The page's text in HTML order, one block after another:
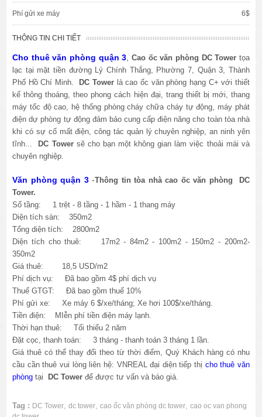
Phí gửi xe máy 6$
THÔNG TIN CHI TIẾT
Cho thuê văn phòng quận 3,Cao ốc văn phòng DC Tower tọa
lạc tại mặt tiền đường Lý Chính Thắng, Phường 7, Quận 3, Thành
Phố Hồ Chí Minh.
DC Tower là cao ốc văn phòng hạng C+ với thiết
kế thông thoáng, theo phong cách hiện đại, trang thiết bị mới, thang
máy tốc độ cao, hệ thống phòng cháy chữa cháy tự động, máy phát
điện dự phòng tự động đảm bảo cung cấp điện năng cho toàn tòa nhà
khi có sự cố mất điện, công tác quản lý chuyên nghiệp, an ninh yên
tĩnh...
DC Towersẽ cho bạn một không gian làm việc thoải mái và
chuyên nghiệp.
Văn phòng quận 3-Thông tin tòa nhà cao ốc văn phòng DC
Tower.
Số tầng: 1 trệt - 8 tầng - 1 hầm - 1 thang máy
Diện tích sàn: 350m2
Tổng diện tích: 2800m2
Diện tích cho thuê: 17m2 - 84m2 - 100m2 - 150m2 - 200m2-
350m2
Giá thuê: 18,5 USD/m2
Phí dịch vụ: Đã bao gồm 4$ phí dịch vụ
Thuế GTGT: Đã bao gồm thuế 10%
Phí gửi xe: Xe máy 6 $/xe/tháng; Xe hơi 100$/xe/tháng.
Tiền điện: MIễn phí tiền điện máy lạnh.
Thời hạn thuê: Tối thiểu 2 năm
Đặt cọc, thanh toán: 3 tháng - thanh toán 3 tháng 1 lần.
Giá thuê có thể thay đổi theo từ thời điểm, Quý Khách hàng có nhu
cầu cần thuê vui lòng liên hệ: VNREAL đại diện tiếp thị cho thuê văn
phòng tại DC Tower để được tư vấn và báo giá.
Tag : DC Tower,dc tower,cao ốc văn phòng dc tower,cao oc van phong